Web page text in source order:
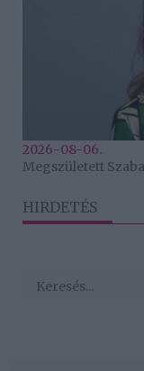
2026-08-06.
Megszületett
HIRDETÉS